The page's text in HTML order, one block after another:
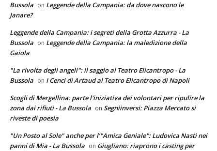
Bussola on Leggende della Campania: da dove nascono le
Janare?
Leggende della Campania: i segreti della Grotta Azzurra - La
Bussola on Leggende della Campania: la maledizione della
Gaiola
"La rivolta degli angeli": il saggio al Teatro Elicantropo - La
Bussola on I Cenci di Artaud al Teatro Elicantropo di Napoli
Scogli di Mergellina: parte l'iniziativa dei volontari per ripulire la
zona dai rifiuti - La Bussola on Segniinversi: Piazza Mercato si
riveste di poesia
"Un Posto al Sole" anche per l’"Amica Geniale": Ludovica Nasti nei
panni di Mia - La Bussola on Giugliano: riaprono i casting per